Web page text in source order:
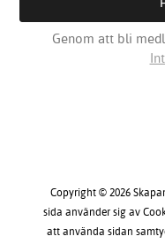
Genom att bli
Copyright © 2026
sida använder sig av
att använda sidan